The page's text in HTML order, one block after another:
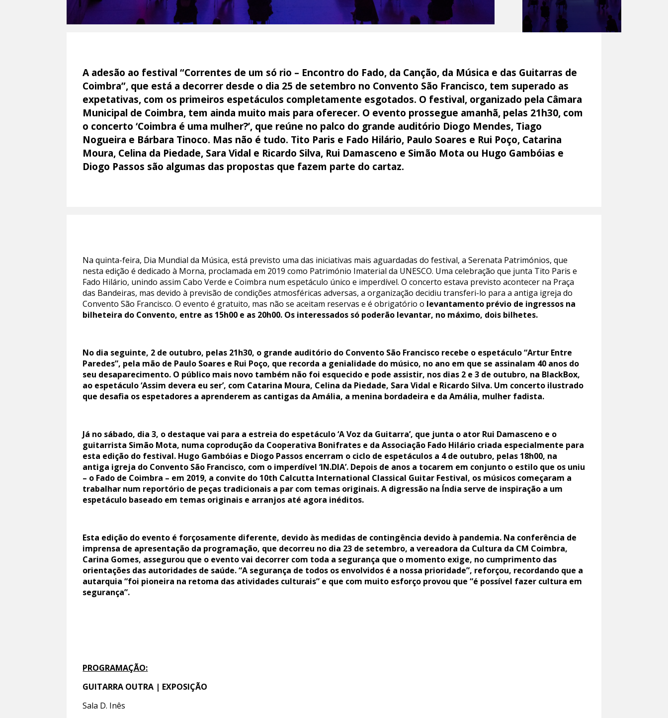
A adesão ao festival “Correntes de um só rio – Encontro do Fado, da Canção, da Música e das Guitarras de
Coimbra”, que está a decorrer desde o dia 25 de setembro no Convento São Francisco, tem superado as
expetativas, com os primeiros espetáculos completamente esgotados. O festival, organizado pela Câmara
Municipal de Coimbra, tem ainda muito mais para oferecer. O evento prossegue amanhã, pelas 21h30, com
o concerto ‘Coimbra é uma mulher?’, que reúne no palco do grande auditório Diogo Mendes, Tiago
Nogueira e Bárbara Tinoco. Mas não é tudo. Tito Paris e Fado Hilário, Paulo Soares e Rui Poço, Catarina
Moura, Celina da Piedade, Sara Vidal e Ricardo Silva, Rui Damasceno e Simão Mota ou Hugo Gambóias e
Diogo Passos são algumas das propostas que fazem parte do cartaz.
Na quinta-feira, Dia Mundial da Música, está previsto uma das iniciativas mais aguardadas do festival, a Serenata Patrimónios, que
nesta edição é dedicado à Morna, proclamada em 2019 como Património Imaterial da UNESCO. Uma celebração que junta Tito Paris e
Fado Hilário, unindo assim Cabo Verde e Coimbra num espetáculo único e imperdível. O concerto estava previsto acontecer na Praça
das Bandeiras, mas devido à previsão de condições atmosféricas adversas, a organização decidiu transferi-lo para a antiga igreja do
Convento São Francisco. O evento é gratuito, mas não se aceitam reservas e é obrigatório o levantamento prévio de ingressos na
bilheteira do Convento, entre as 15h00 e as 20h00. Os interessados só poderão levantar, no máximo, dois bilhetes.
No dia seguinte, 2 de outubro, pelas 21h30, o grande auditório do Convento São Francisco recebe o espetáculo “Artur Entre
Paredes”, pela mão de Paulo Soares e Rui Poço, que recorda a genialidade do músico, no ano em que se assinalam 40 anos do
seu desaparecimento. O público mais novo também não foi esquecido e pode assistir, nos dias 2 e 3 de outubro, na BlackBox,
ao espetáculo ‘Assim devera eu ser’, com Catarina Moura, Celina da Piedade, Sara Vidal e Ricardo Silva. Um concerto ilustrado
que desafia os espetadores a aprenderem as cantigas da Amália, a menina bordadeira e da Amália, mulher fadista.
Já no sábado, dia 3, o destaque vai para a estreia do espetáculo ‘A Voz da Guitarra’, que junta o ator Rui Damasceno e o
guitarrista Simão Mota, numa coprodução da Cooperativa Bonifrates e da Associação Fado Hilário criada especialmente para
esta edição do festival. Hugo Gambóias e Diogo Passos encerram o ciclo de espetáculos a 4 de outubro, pelas 18h00, na
antiga igreja do Convento São Francisco, com o imperdível ‘IN.DIA’. Depois de anos a tocarem em conjunto o estilo que os uniu
– o Fado de Coimbra – em 2019, a convite do 10th Calcutta International Classical Guitar Festival, os músicos começaram a
trabalhar num reportório de peças tradicionais a par com temas originais. A digressão na Índia serve de inspiração a um
espetáculo baseado em temas originais e arranjos até agora inéditos.
Esta edição do evento é forçosamente diferente, devido às medidas de contingência devido à pandemia. Na conferência de
imprensa de apresentação da programação, que decorreu no dia 23 de setembro, a vereadora da Cultura da CM Coimbra,
Carina Gomes, assegurou que o evento vai decorrer com toda a segurança que o momento exige, no cumprimento das
orientações das autoridades de saúde. “A segurança de todos os envolvidos é a nossa prioridade”, reforçou, recordando que a
autarquia “foi pioneira na retoma das atividades culturais” e que com muito esforço provou que “é possível fazer cultura em
segurança”.
PROGRAMAÇÃO:
GUITARRA OUTRA | EXPOSIÇÃO
Sala D. Inês